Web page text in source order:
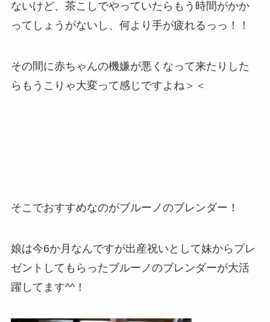
ないけど、茶こしでやっていたらもう時間がかか
ってしょうがないし、何より手が疲れるっっ！！
その間に赤ちゃんの機嫌が悪くなって来たりした
らもうこりゃ大変って感じですよね＞＜
そこでおすすめなのがブルーノのブレンダー！
娘は今6か月なんですが出産祝いとして妹からプレ
ゼントしてもらったブルーノのブレンダーが大活
躍してます^^！